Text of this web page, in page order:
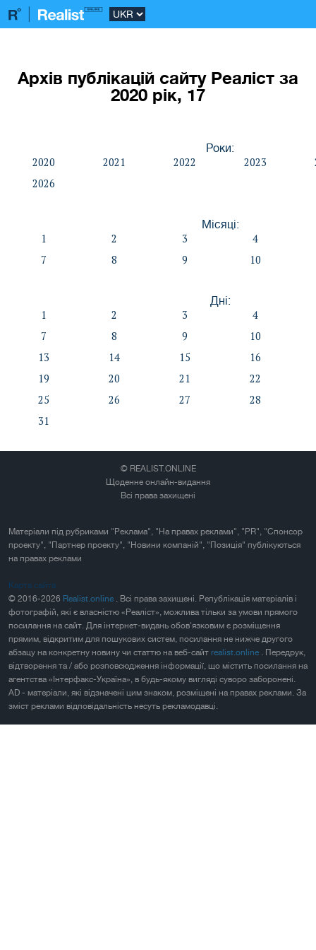
Архів публікацій сайту Реаліст за
2020 рік, 17
Роки:
2020 2021 2022 2023
2026
Місяці:
1 2 3
4
7
8 9 10
Дні:
1 2 3
4
7
8 9
10
13
14 15
16
19
20 21
22
25
26 27
28
31
© REALIST.ONLINE
Щоденне онлайн-видання
Всі права захищені
Матеріали під рубриками "Реклама", "На правах реклами", "PR", "Спонсор
проекту", "Партнер проекту", "Новини компаній", "Позиція" публікуються
на правах реклами
Карта сайта
© 2016-2026 Realist.online . Всі права захищені. Републікація матеріалів і
фотографій, які є власністю «Реаліст», можлива тільки за умови прямого
посилання на сайт. Для інтернет-видань обов'язковим є розміщення
прямим, відкритим для пошукових систем, посилання не нижче другого
абзацу на конкретну новину чи статтю на веб-сайт realist.online . Передрук,
відтворення та / або розповсюдження інформації, що містить посилання на
агентства «Інтерфакс-Україна», в будь-якому вигляді суворо заборонені.
AD - матеріали, які відзначені цим знаком, розміщені на правах реклами. За
зміст реклами відповідальність несуть рекламодавці.